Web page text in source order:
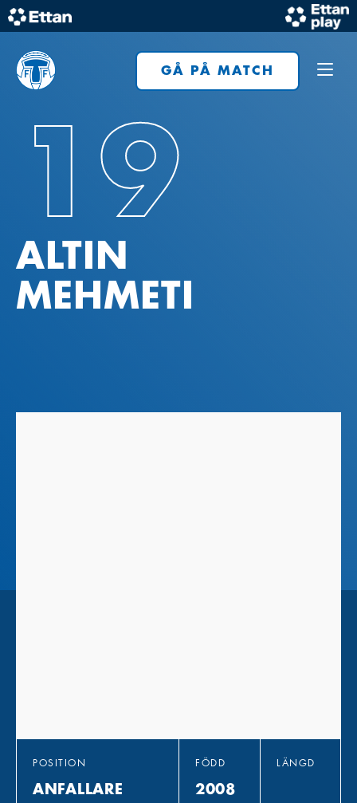
content
Home
GÅ PÅ MATCH
19
ALTIN
MEHMETI
POSITION
ANFALLARE
FÖDD
2008
LÄNGD